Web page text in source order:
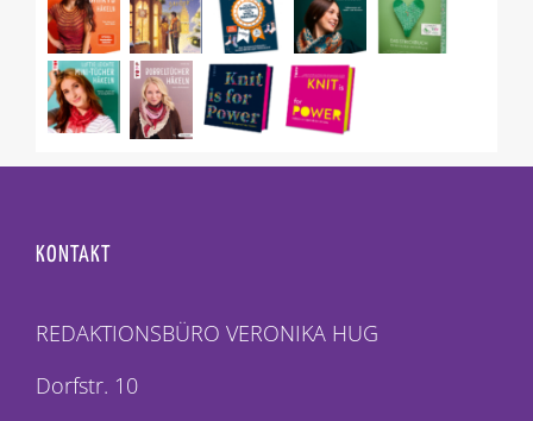
KONTAKT
REDAKTIONSBÜRO VERONIKA HUG
Dorfstr. 10